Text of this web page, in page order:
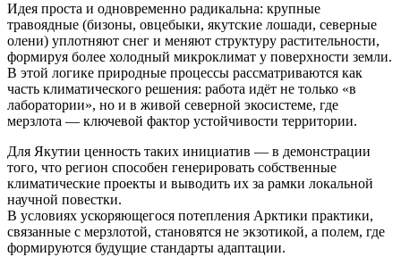
Идея проста и одновременно радикальна: крупные
травоядные (бизоны, овцебыки, якутские лошади, северные
олени) уплотняют снег и меняют структуру растительности,
формируя более холодный микроклимат у поверхности земли.
В этой логике природные процессы рассматриваются как
часть климатического решения: работа идёт не только «в
лаборатории», но и в живой северной экосистеме, где
мерзлота — ключевой фактор устойчивости территории.
Для Якутии ценность таких инициатив — в демонстрации
того, что регион способен генерировать собственные
климатические проекты и выводить их за рамки локальной
научной повестки.
В условиях ускоряющегося потепления Арктики практики,
связанные с мерзлотой, становятся не экзотикой, а полем, где
формируются будущие стандарты адаптации.